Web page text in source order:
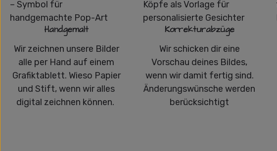
Handgemalt
Wir zeichnen unsere Bilder
alle per Hand auf einem
Grafiktablett. Wieso Papier
und Stift, wenn wir alles
digital zeichnen können.
Korrekturabzüge
Wir schicken dir eine
Vorschau deines Bildes,
wenn wir damit fertig sind.
Änderungswünsche werden
berücksichtigt